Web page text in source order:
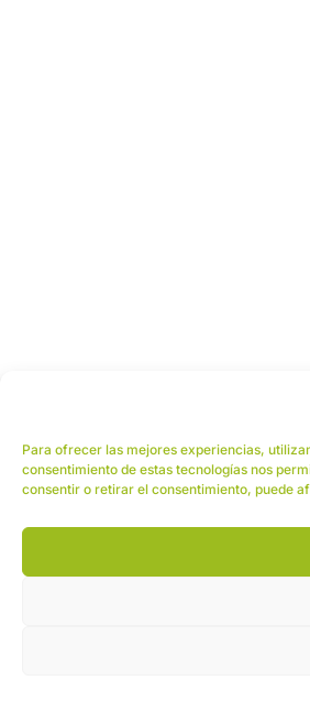
Para ofrecer las mejores experiencias,
consentimiento de estas tecnologías nos
consentir o retirar el consentimiento, puede